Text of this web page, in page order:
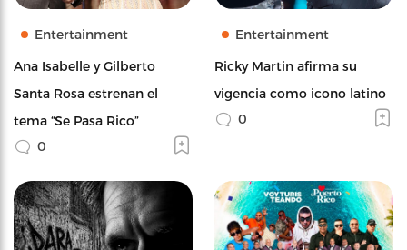
Entertainment
Ana Isabelle y Gilberto
Santa Rosa estrenan el
tema “Se Pasa Rico”
0
Entertainment
Ricky Martin afirma su
vigencia como icono latino
0